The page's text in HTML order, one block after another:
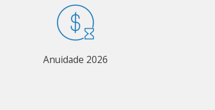
Anuidade 2026